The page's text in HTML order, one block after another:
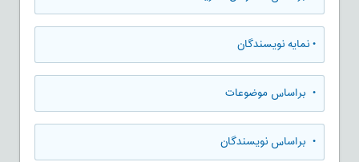
•نمایه نویسندگان
• براساس موضوعات
• براساس نویسندگان